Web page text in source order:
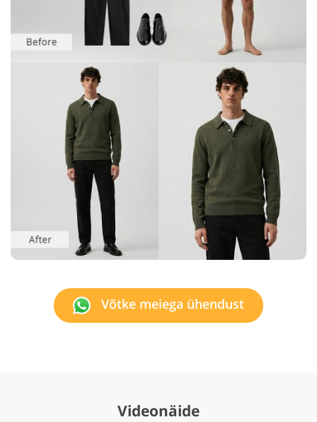
Võtke meiega ühendust
Videonäide